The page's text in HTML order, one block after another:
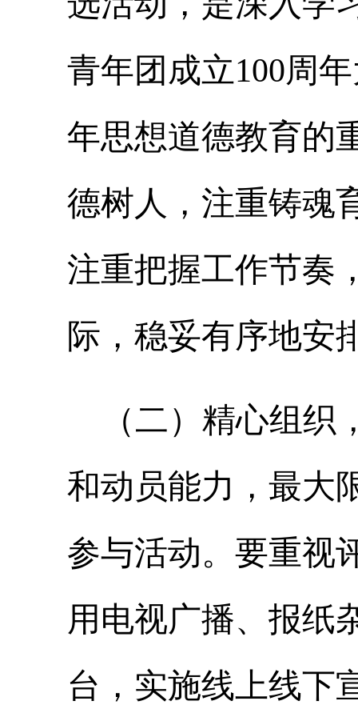
青年团成立100周
年思想道德教育的
德树人，注重铸魂
注重把握工作节奏
际，稳妥有序地安
（二）精心组织
和动员能力，最大
参与活动。要重视
用电视广播、报纸
台，实施线上线下